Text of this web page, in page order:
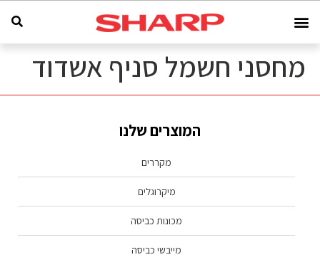
מחסני חשמל סניף אשדוד
המוצרים שלנו
מקררים
מיקרוגלים
מכונות כביסה
מייבשי כביסה